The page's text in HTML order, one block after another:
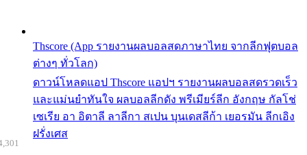
Thscore (App รายงานผลบอลสดภาษาไทย จากลีกฟุตบอล
ต่างๆ ทั่วโลก)
ดาวน์โหลดแอป Thscore แอปฯ รายงานผลบอลสดรวดเร็ว
และแม่นยำทันใจ ผลบอลลีกดัง พรีเมียร์ลีก อังกฤษ กัลโช่
เซเรีย อา อิตาลี ลาลีกา สเปน บุนเดสลีก้า เยอรมัน ลีกเอิง
ฝรั่งเศส